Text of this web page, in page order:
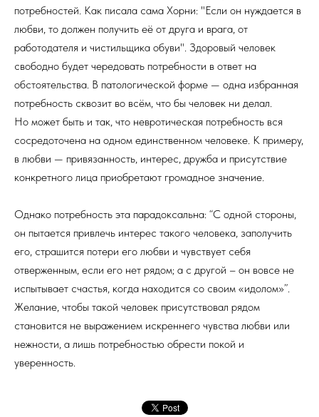
потребностей. Как писала сама Хорни: "Если он нуждается в
любви, то должен получить её от друга и врага, от
работодателя и чистильщика обуви". Здоровый человек
свободно будет чередовать потребности в ответ на
обстоятельства. В патологической форме — одна избранная
потребность сквозит во всём, что бы человек ни делал.
Но может быть и так, что невротическая потребность вся
сосредоточена на одном единственном человеке. К примеру,
в любви — привязанность, интерес, дружба и присутствие
конкретного лица приобретают громадное значение.
Однако потребность эта парадоксальна: “С одной стороны,
он пытается привлечь интерес такого человека, заполучить
его, страшится потери его любви и чувствует себя
отверженным, если его нет рядом; а с другой – он вовсе не
испытывает счастья, когда находится со своим «идолом»”.
Желание, чтобы такой человек присутствовал рядом
становится не выражением искреннего чувства любви или
нежности, а лишь потребностью обрести покой и
уверенность.